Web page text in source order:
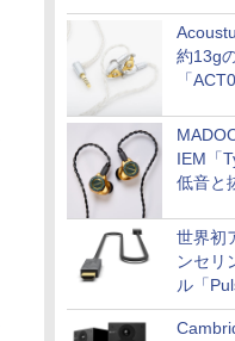
約13g
「
IEM「
低音と
世界初
ンセリ
ル「